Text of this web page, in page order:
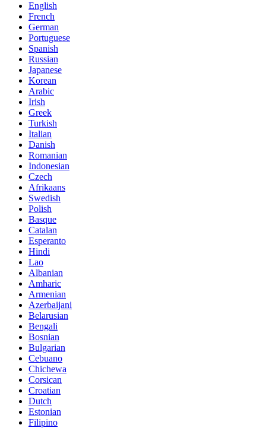
English
French
German
Portuguese
Spanish
Russian
Japanese
Korean
Arabic
Irish
Greek
Turkish
Italian
Danish
Romanian
Indonesian
Czech
Afrikaans
Swedish
Polish
Basque
Catalan
Esperanto
Hindi
Lao
Albanian
Amharic
Armenian
Azerbaijani
Belarusian
Bengali
Bosnian
Bulgarian
Cebuano
Chichewa
Corsican
Croatian
Dutch
Estonian
Filipino